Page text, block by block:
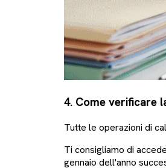
4. Come verificare
Tutte le operazioni di
Ti consigliamo di
gennaio dell'anno